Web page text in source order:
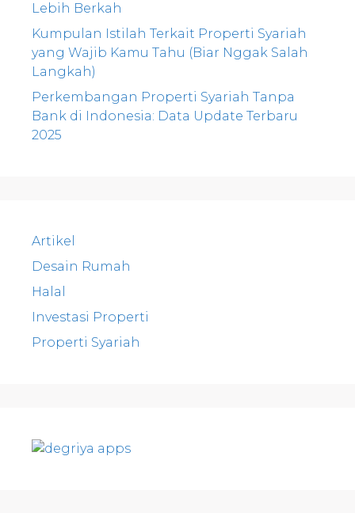
Lebih Berkah
Kumpulan Istilah Terkait Properti Syariah
yang Wajib Kamu Tahu (Biar Nggak Salah
Langkah)
Perkembangan Properti Syariah Tanpa
Bank di Indonesia: Data Update Terbaru
2025
Artikel
Desain Rumah
Halal
Investasi Properti
Properti Syariah